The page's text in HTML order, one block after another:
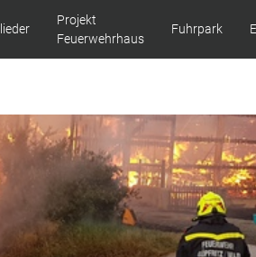
Projekt
Feuerwehrhaus
Fuhrpark